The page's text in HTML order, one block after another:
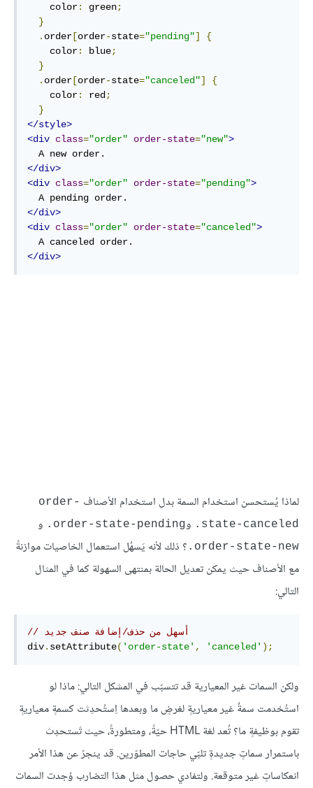
    color
: green;
}
. order [order-state="pending"]
{
    color
: blue;
}
. order [order-state="canceled"]
{
    color
: red ;
}
</style>
<div class="order" order-state="new">
</div>
<div class="order" order-state="pending">
</div>
<div class="order" order-state="canceled">
</div>
لماذا يُستحسن استخدام السمة بدل استخدام الأصناف order-
state-canceled.
وorder-state-pending. و
order-state-new.
؟ ذلك لأنه يَسهُل استعمال الخاصيات موازنةً
مع الأصناف حيث يمكن تعديل الحالة بمنتهى السهولة كما في المثال
التالي:
// أسهل من حذف/إضافة صنف جديد
div. setAttribute( 'order-state' , 'canceled' );
ولكن السمات غير المعيارية قد تتسبّب في المشكل التالي: ماذا لو
استُخدمت سمةٌ غير معياريةٍ لغرضٍ ما وبعدها اِستُحدِثت كسمةٍ معياريةٍ
تقوم بوظيفةٍ ما؟ تُعد لغة HTML حيّةً، ومتطورةً، حيث تَستحدِث
باستمرار سماتٍ جديدةٍ تلبّي حاجات المطوّرين. قد ينجرّ عن هذا الأمر
انعكاساتٍ غير متوقعة. ولتفادي حصول مثل هذا التضارب وُجدت السمات